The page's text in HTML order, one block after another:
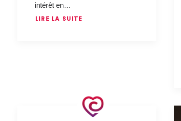
intérêt en…
LIRE LA SUITE